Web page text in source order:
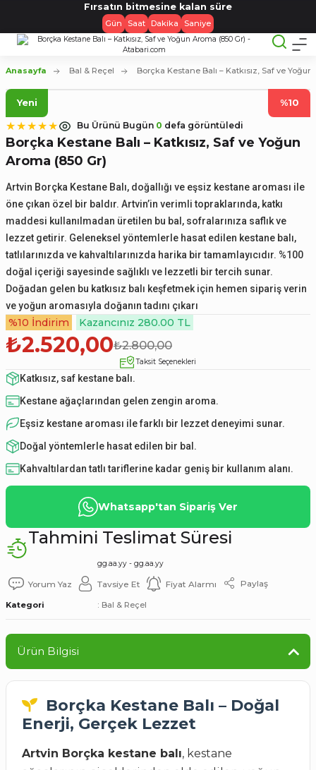
Fırsatın bitmesine kalan süre
Gün Saat Dakika Saniye
Anasayfa Bal & Reçel Borçka Kestane Balı – Katkısız, Saf ve
Yeni %10
Bu Ürünü Bugün 0 defa görüntüledi
Borçka Kestane Balı – Katkısız, Saf ve Yoğun
Aroma (850 Gr)
Artvin Borçka Kestane Balı, doğallığı ve eşsiz kestane aroması ile
öne çıkan özel bir baldır. Artvin’in verimli topraklarında, katkı
maddesi kullanılmadan üretilen bu bal, sofralarınıza saflık ve
lezzet getirir. Geleneksel yöntemlerle hasat edilen kestane balı,
tatlılarınızda ve kahvaltılarınızda harika bir tamamlayıcıdır. %100
doğal içeriği sayesinde sağlıklı ve lezzetli bir tercih sunar.
Doğadan gelen bu katkısız balı keşfetmek için hemen sipariş verin
ve yoğun aromasıyla doğanın tadını çıkarı
%10 İndirim Kazancınız 280.00 TL
₺2.520,00₺2.800,00
Taksit Seçenekleri
Kategori Bal & Reçel
Tahmini Teslimat Süresi
gg.aa.yy - gg.aa.yy
Yorum Yaz Tavsiye Et Fiyat Alarmı Paylaş
Katkısız, saf kestane balı.
Kestane ağaçlarından gelen zengin aroma.
Eşsiz kestane aroması ile farklı bir lezzet deneyimi sunar.
Doğal yöntemlerle hasat edilen bir bal.
Kahvaltılardan tatlı tariflerine kadar geniş bir kullanım alanı.
Whatsapp'tan Sipariş Ver
Ürün Bilgisi
Borçka Kestane Balı – Doğal
Enerji, Gerçek Lezzet
Artvin Borçka kestane balı, kestane